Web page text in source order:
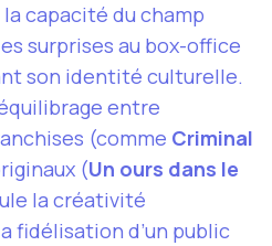
capacité du champ
surprises au box-office
son identité culturelle.
entre
(comme Criminal
(Un ours dans le
la créativité
fidélisation d’un public